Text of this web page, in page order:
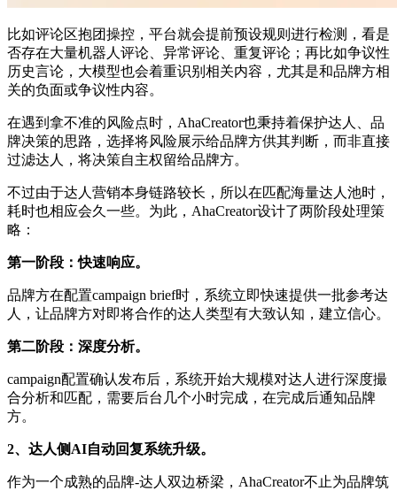
比如评论区抱团操控，平台就会提前预设规则进行检测，看是
否存在大量机器人评论、异常评论、重复评论；再比如争议性
历史言论，大模型也会着重识别相关内容，尤其是和品牌方相
关的负面或争议性内容。
在遇到拿不准的风险点时，AhaCreator也秉持着保护达人、品
牌决策的思路，选择将风险展示给品牌方供其判断，而非直接
过滤达人，将决策自主权留给品牌方。
不过由于达人营销本身链路较长，所以在匹配海量达人池时，
耗时也相应会久一些。为此，AhaCreator设计了两阶段处理策
略：
第一阶段：快速响应。
品牌方在配置campaign brief时，系统立即快速提供一批参考达
人，让品牌方对即将合作的达人类型有大致认知，建立信心。
第二阶段：深度分析。
campaign配置确认发布后，系统开始大规模对达人进行深度撮
合分析和匹配，需要后台几个小时完成，在完成后通知品牌
方。
2、达人侧AI自动回复系统升级。
作为一个成熟的品牌-达人双边桥梁，AhaCreator不止为品牌筑